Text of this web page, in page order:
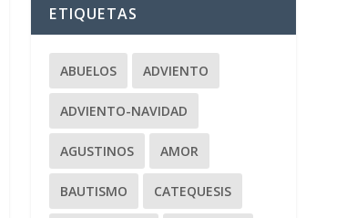
ETIQUETAS
ABUELOS ADVIENTO
ADVIENTO-NAVIDAD
AGUSTINOS AMOR
BAUTISMO CATEQUESIS